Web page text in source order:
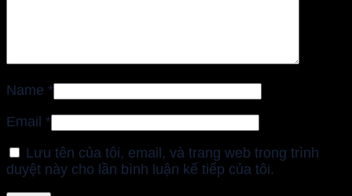
Name *
Email *
Lưu tên của tôi, email, và trang web trong trình
duyệt này cho lần bình luận kế tiếp của tôi.